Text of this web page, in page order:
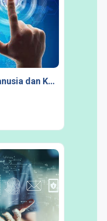
SB-ISO-009 Interaksi Manusia dan Komputer